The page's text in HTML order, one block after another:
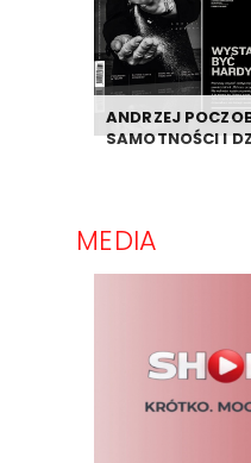
ANDRZEJ
SAMOTNOŚCI I
MEDIA